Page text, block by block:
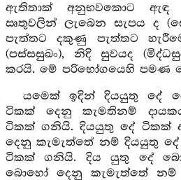
ඇතිතාක් අනුභවකොට ඇඳ
ඍතුවලින් ලැබෙන සැපය ද
පැත්තට දකුණු පැත්තට
(පස්සසුඛං), නිදි සුවයද
කරයි. මේ පරිභෝගයෙහි පමණ
යමෙක් ඉදින් දියයුතු දේ
ටිකක් දෙනු කැමතිනම්
ටිකක් ගනියි. දියයුතු දේ ටිකක්
දෙනු කැමැත්තේ නම් දියයුතු
ටිකක් ගනියි. දිය යුතු දේ
බොහෝ දෙනු කැමැත්තේ නම්